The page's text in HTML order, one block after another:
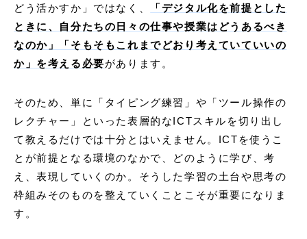
どう活かすか」ではなく、
「デジタル化を前提とした
ときに、自分たちの日々の仕事や授業はどうあるべき
なのか」「そもそもこれまでどおり考えていていいの
か」を考える必要があります。
そのため、単に「タイピング練習」や「ツール操作の
レクチャー」といった表層的なICTスキルを切り出し
て教えるだけでは十分とはいえません。ICTを使うこ
とが前提となる環境のなかで、どのように学び、考
え、表現していくのか。そうした学習の土台や思考の
枠組みそのものを整えていくことこそが重要になりま
す。